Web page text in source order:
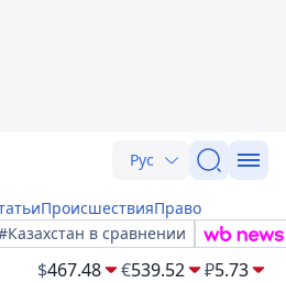
Рус
ПроисшествияПраво
в сравнении
$467.48 €539.52 ₽5.73